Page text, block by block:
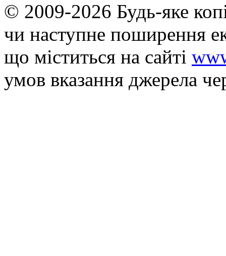
© 2009-2026 Будь-яке
чи наступне поширення
що мiститься на сайті
умов вказання джерела